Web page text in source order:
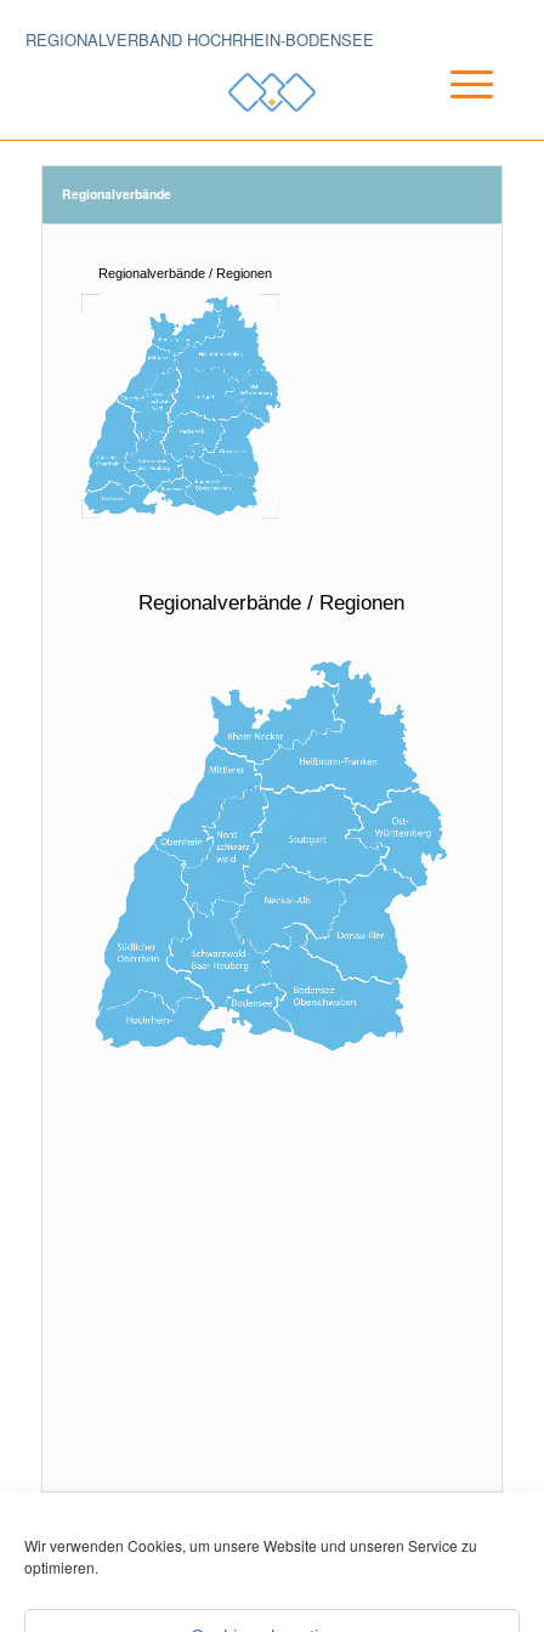
Wir verwenden Cookies, um unsere Website und unseren Service zu
optimieren.
REGIONALVERBAND HOCHRHEIN-BODENSEE
Regionalverbände
Regionalverbände / Regionen
Regionalverbände / Regionen
Städte und Gemeinden